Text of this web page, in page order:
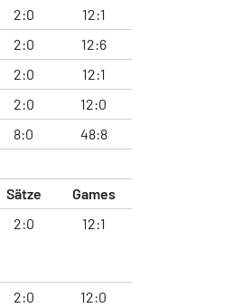
2:0 12:1
2:0 12:6
2:0 12:1
2:0
12:0
8:0
48:8
Sätze Games
2:0 12:1
2:0 12:0